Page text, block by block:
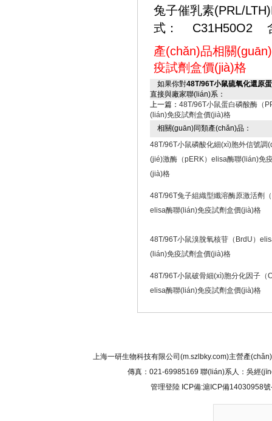
兔子催乳素(PRL/
式： C31H50O2
產(chǎn)品相關
疫試劑盒價(jià)格
如果你對48T/96T小鼠硫氧化還原
直接與廠家聯(lián)系：
上一篇： 48T/96T小鼠蛋白磷酸酶（
(lián)免疫試劑盒價(jià)格
相關(guān)同類產(chǎn)品：
48T/96T小鼠磷酸化細(xì)胞外信號調
(jié)激酶（pERK）elisa酶聯(lián)免
(jià)格
48T/96T兔子組織型纖溶酶原激活劑
elisa酶聯(lián)免疫試劑盒價(jià)格
48T/96T小鼠溴脫氧核苷（BrdU）
(lián)免疫試劑盒價(jià)格
48T/96T小鼠破骨細(xì)胞分化因子（
elisa酶聯(lián)免疫試劑盒價(jià)格
上海一研生物科技有限公司(m.szlbky.com)主營產
傳真：021-69985169 聯(lián)系人：吳經
管理登陸ICP備:滬ICP備14030958號